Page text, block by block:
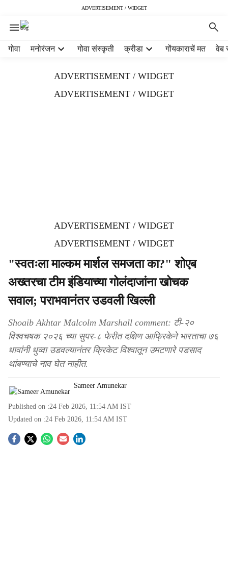
ADVERTISEMENT / WIDGET
गोवा मनोरंजन गोवा संस्कृती क्रीडा गोंयकाराचें मत वेब
ADVERTISEMENT / WIDGET
ADVERTISEMENT / WIDGET
ADVERTISEMENT / WIDGET
ADVERTISEMENT / WIDGET
"स्वतःला माल्कम मार्शल समजता का?" शोएब
अख्तरचा टीम इंडियाच्या गोलंदाजांना खोचक
सवाल; पराभवानंतर उडवली खिल्ली
Shoaib Akhtar Malcolm Marshall comment: टी-२०
विश्वचषक २०२६ च्या सुपर-८ फेरीत दक्षिण आफ्रिकेने भारताचा ७६
धावांनी धुव्वा उडवल्यानंतर क्रिकेट विश्वातून उमटणारे पडसाद
थांबण्याचे नाव घेत नाहीत.
Sameer Amunekar
Published on :24 Feb 2026, 11:54 AM IST
Updated on :24 Feb 2026, 11:54 AM IST
S